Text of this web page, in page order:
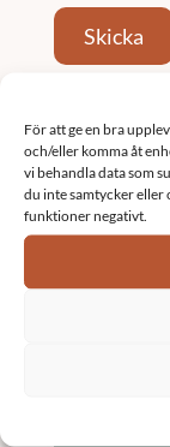
För att ge en bra
och/eller komma åt
vi behandla data som
du inte samtycker eller
funktioner negativt.
Skicka